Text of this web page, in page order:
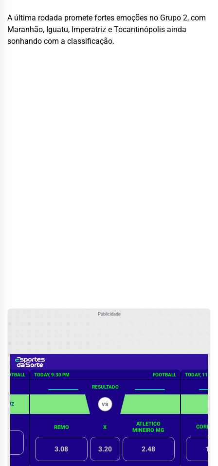
A última rodada promete fortes emoções no Grupo 2, com
Maranhão, Iguatu, Imperatriz e Tocantinópolis ainda
sonhando com a classificação.
Publicidade